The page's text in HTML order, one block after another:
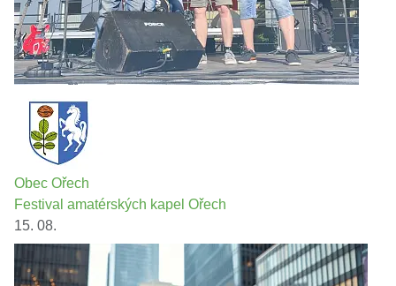
Obec Ořech
Festival amatérských kapel Ořech
15. 08.